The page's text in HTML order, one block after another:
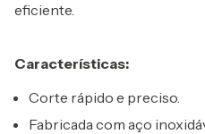
eficiente.
Características:
Corte rápido e preciso.
Fabricada com aço